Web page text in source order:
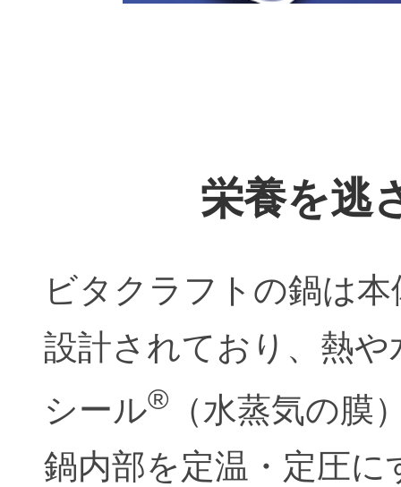
栄養を逃
ビタクラフトの鍋は
設計されており、熱
シール®
（水蒸気の膜
鍋内部を定温・定圧